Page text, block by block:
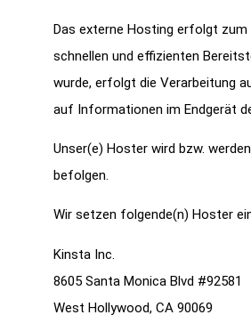
Das externe Hosting erfolgt zum
schnellen und effizienten
wurde, erfolgt die Verarbeitung
auf Informationen im Endgerät
Unser(e) Hoster wird bzw.
befolgen.
Wir setzen folgende(n) Hoster
Kinsta Inc.
8605 Santa Monica Blvd #92581
West Hollywood, CA 90069